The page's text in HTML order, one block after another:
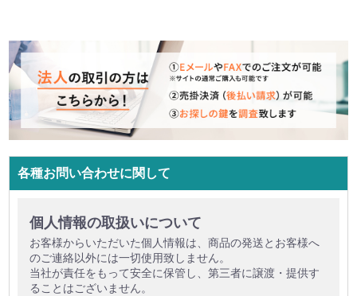
各種お問い合わせに関して
個人情報の取扱いについて
お客様からいただいた個人情報は、商品の発送とお客様へ
のご連絡以外には一切使用致しません。
当社が責任をもって安全に保管し、第三者に譲渡・提供す
ることはございません。